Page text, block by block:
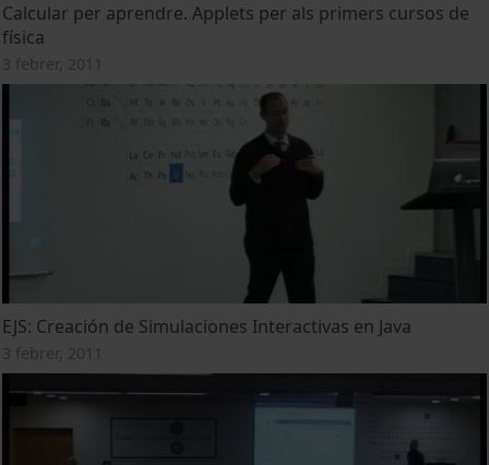
Calcular per aprendre. Applets per als primers cursos de
física
3 febrer, 2011
EJS: Creación de Simulaciones Interactivas en Java
3 febrer, 2011